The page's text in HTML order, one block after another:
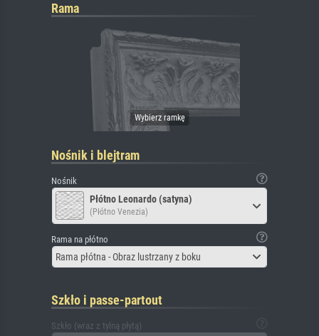
Rama
Nośnik i blejtram
Nośnik
Płótno Leonardo (satyna)
(Płótno Venezia)
Rama na płótno
Rama płótna - Obraz lustrzany z boku
Szkło i passe-partout
Szkło (wraz z tylną płytą)